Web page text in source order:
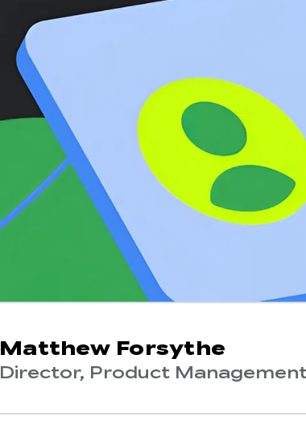
Matthew Forsythe
Director, Product